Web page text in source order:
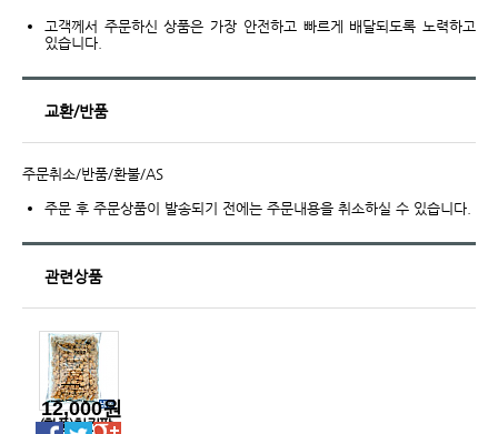
고객께서 주문하신 상품은 가장 안전하고 빠르게 배달되도록 노력하고
있습니다.
교환/반품
주문취소/반품/환불/AS
주문 후 주문상품이 발송되기 전에는 주문내용을 취소하실 수 있습니다.
관련상품
(한품)치킨팝
12,000원